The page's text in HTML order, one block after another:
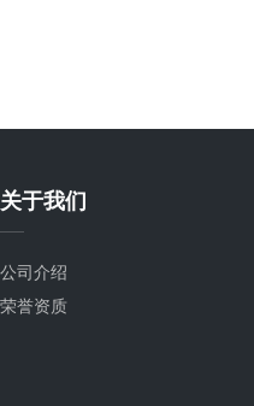
关于我们
公司介绍
荣誉资质